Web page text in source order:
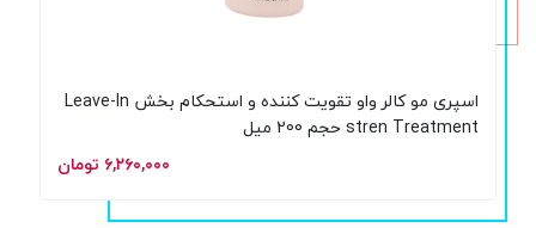
اسپری مو کالر واو تقویت کننده و استحکام بخش Leave-In
stren Treatment حجم 200 میل
۶,۲۶۰,۰۰۰ تومان